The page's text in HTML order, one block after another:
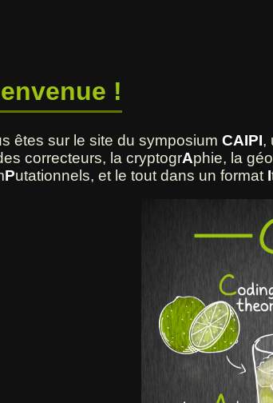
!
êtes sur le site du symposiumCAIPI,
correcteurs, la cryptogrAphie, la
Putationnels, et le tout dans un format I